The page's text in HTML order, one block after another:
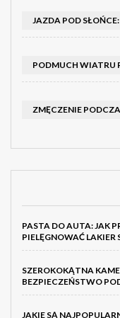
PASTA DO AUTA: JAK
PIELĘGNOWAĆ
SZEROKOKĄTNA
BEZPIECZEŃSTWO
JAKIE SĄ